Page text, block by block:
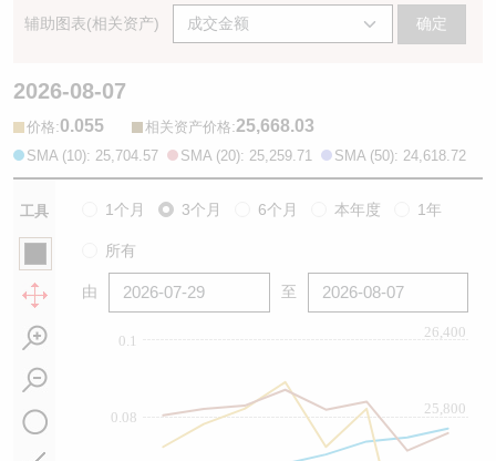
辅助图表(相关资产) 确定
2026-08-07
价格:0.055 相关资产价格:25,668.03
SMA (10): 25,704.57 SMA (20): 25,259.71 SMA (50): 24,618.72
工具 1个月 3个月 6个月 本年度 1年
所有
由 至
0.08
0.1
25,800
26,400